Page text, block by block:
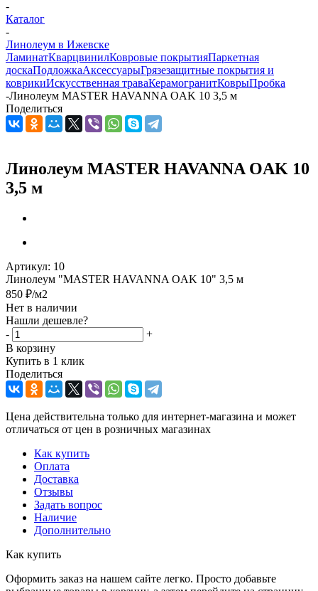
-
Каталог
-
Линолеум в Ижевске
ЛаминатКварцвинилКовровые покрытияПаркетная
доскаПодложкаАксессуарыГрязезащитные покрытия и
коврикиИскусственная траваКерамогранитКоврыПробка
-Линолеум MASTER HAVANNA OAK 10 3,5 м
Поделиться
Линолеум MASTER HAVANNA OAK 10
3,5 м
Артикул: 10
Линолеум "MASTER HAVANNA OAK 10" 3,5 м
850 ₽/м2
Нет в наличии
Нашли дешевле?
-
+
В корзину
Купить в 1 клик
Поделиться
Цена действительна только для интернет-магазина и может
отличаться от цен в розничных магазинах
Как купить
Оплата
Доставка
Отзывы
Задать вопрос
Наличие
Дополнительно
Как купить
Оформить заказ на нашем сайте легко. Просто добавьте